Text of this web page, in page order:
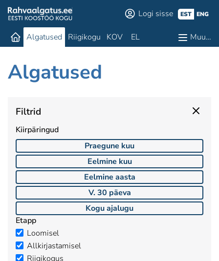
Logi sisse EST ENG
Algatused Riigikogu KOV EL Muu…
Algatused
Filtrid
Kiirpäringud
Praegune kuu
Eelmine kuu
Eelmine aasta
V. 30 päeva
Kogu ajalugu
Etapp
Loomisel
Allkirjastamisel
Riigikogus